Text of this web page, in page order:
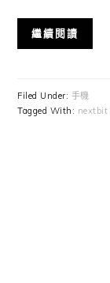
繼續閱讀
Filed Under: 手機
Tagged With: nextbit